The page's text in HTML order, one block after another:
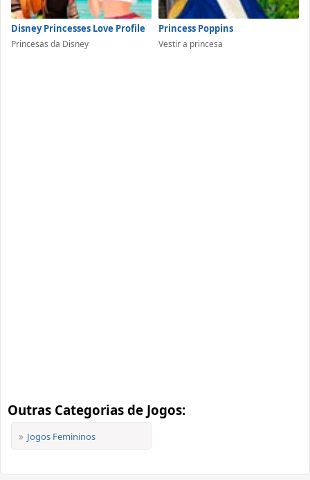
Disney Princesses Love Profile
Princesas da Disney
Princess Poppins
Vestir a princesa
Outras Categorias de Jogos:
Jogos Femininos